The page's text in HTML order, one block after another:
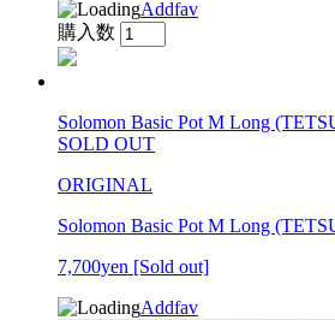
Addfav
購入数
Solomon Basic Pot M Long
SOLD OUT
ORIGINAL
Solomon Basic Pot M Long
7,700yen [Sold out]
Addfav